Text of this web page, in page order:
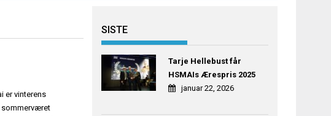
er vinterens
sommerværet
SISTE
Tarje Hellebust får
HSMAIs Ærespris 2025
januar 22, 2026